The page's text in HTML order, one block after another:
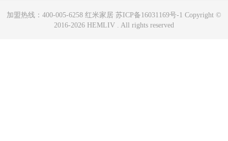
加盟热线：400-005-6258 红米家居 苏ICP备16031169号-1 Copyright ©
2016-2026 HEMLIV . All rights reserved